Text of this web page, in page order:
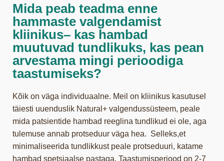
Mida peab teadma enne
hammaste valgendamist
kliinikus– kas hambad
muutuvad tundlikuks, kas pean
arvestama mingi perioodiga
taastumiseks?
Kõik on väga individuaalne. Meil on kliinikus kasutusel
täiesti uuenduslik Natural+ valgendussüsteem, peale
mida patsientide hambad reeglina tundlikud ei ole, aga
tulemuse annab protseduur väga hea. Selleks,et
minimaliseerida tundlikkust peale protseduuri, katame
hambad spetsiaalse pastaga. Taastumisperiood on 2-7